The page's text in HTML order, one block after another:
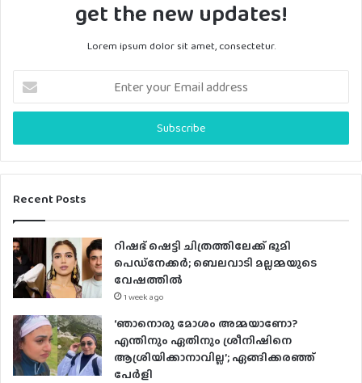
get the new updates!
Lorem ipsum dolor sit amet, consectetur.
t
r
y
u
m
a
i
l
a
d
d
r
Recent Posts
റിഷഭ് ഷെട്ടി ചിത്രത്തിലേക്ക് ഭൂമി
പെഡ്‌നേക്കർ; ബെലവാടി മല്ലമ്മയുടെ
വേഷത്തിൽ
1 week ago
‘ഞാനൊരു മോശം അമ്മയാണോ?
എന്തിനും ഏതിനും ശ്രീനിഷിനെ
ആശ്രിയിക്കാനാവില്ല’; ഏങ്ങിക്കരഞ്ഞ്
പേർളി